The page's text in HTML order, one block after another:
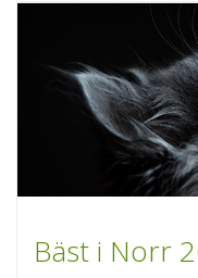
Bäst i Norr